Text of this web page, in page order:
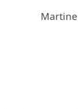
Martine